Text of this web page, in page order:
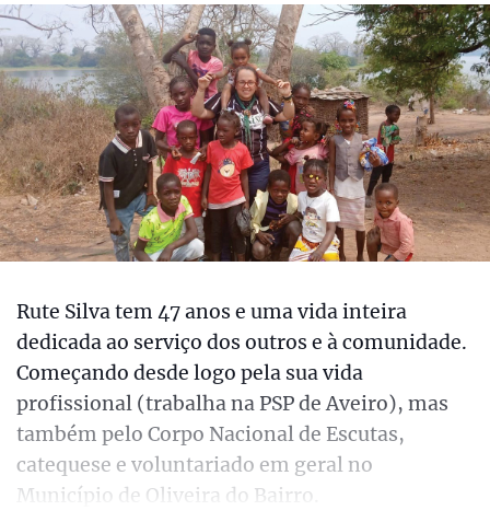
Rute Silva tem 47 anos e uma vida inteira
dedicada ao serviço dos outros e à comunidade.
Começando desde logo pela sua vida
profissional (trabalha na PSP de Aveiro), mas
também pelo Corpo Nacional de Escutas,
catequese e voluntariado em geral no
Município de Oliveira do Bairro.